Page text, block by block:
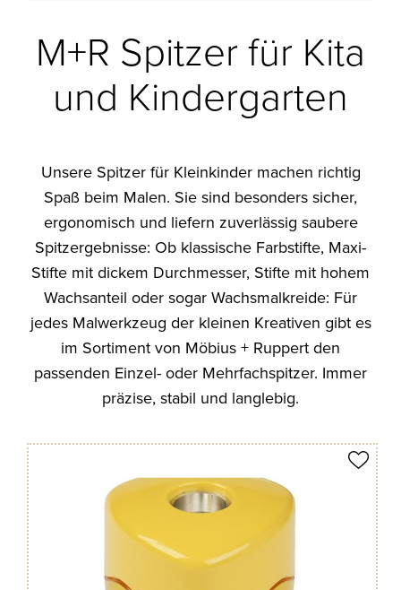
M+R Spitzer für Kita
und Kindergarten
Unsere Spitzer für Kleinkinder machen richtig
Spaß beim Malen. Sie sind besonders sicher,
ergonomisch und liefern zuverlässig saubere
Spitzergebnisse: Ob klassische Farbstifte, Maxi-
Stifte mit dickem Durchmesser, Stifte mit hohem
Wachsanteil oder sogar Wachsmalkreide: Für
jedes Malwerkzeug der kleinen Kreativen gibt es
im Sortiment von Möbius + Ruppert den
passenden Einzel- oder Mehrfachspitzer. Immer
präzise, stabil und langlebig.